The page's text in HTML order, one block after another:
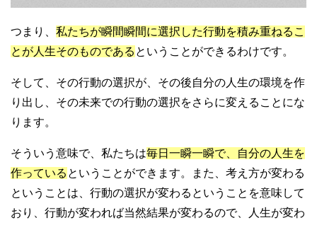
つまり、 私たちが瞬間瞬間に選択した行動を積み重ねるこ
とが人生そのものである ということができるわけです。
そして、その行動の選択が、その後自分の人生の環境を作
り出し、その未来での行動の選択をさらに変えることにな
ります。
そういう意味で、私たちは毎日一瞬一瞬で、自分の人生を
作っている ということができます。また、考え方が変わる
ということは、行動の選択が変わるということを意味して
おり、行動が変われば当然結果が変わるので、人生が変わ